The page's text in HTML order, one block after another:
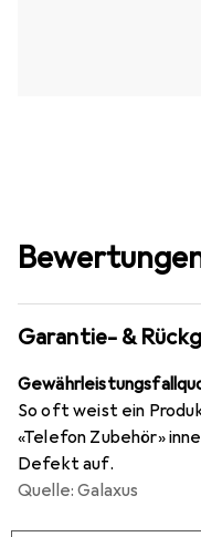
Garantie- &
So oft weist ein
«Telefon Zubehör»
Defekt auf.
Quelle: Galaxus